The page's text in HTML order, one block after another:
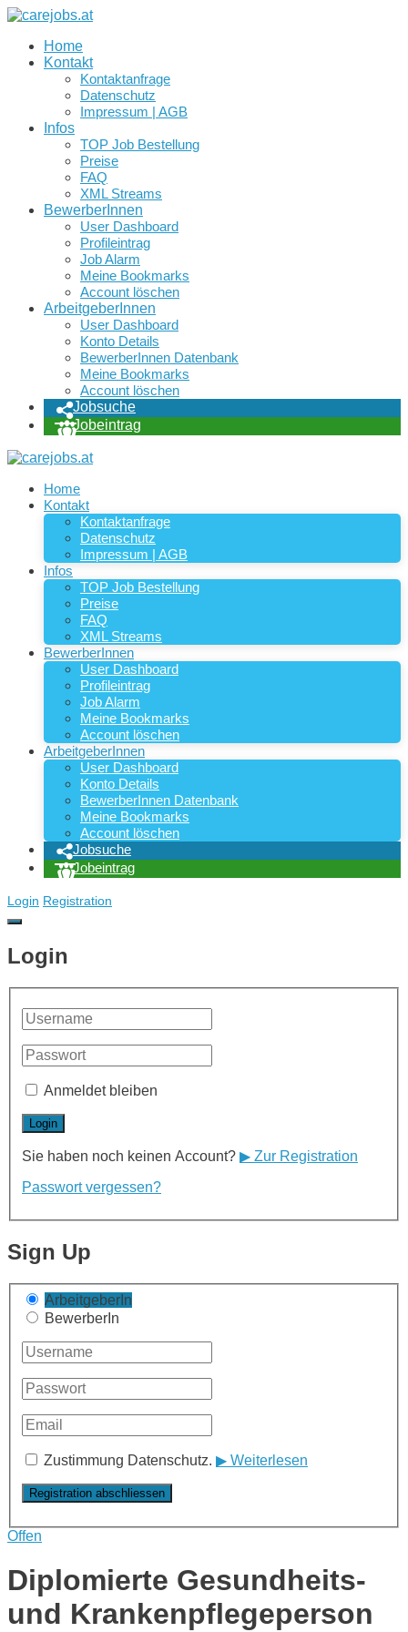
Home
Kontakt
Kontaktanfrage
Datenschutz
Impressum | AGB
Infos
TOP Job Bestellung
Preise
FAQ
XML Streams
BewerberInnen
User Dashboard
Profileintrag
Job Alarm
Meine Bookmarks
Account löschen
ArbeitgeberInnen
User Dashboard
Konto Details
BewerberInnen Datenbank
Meine Bookmarks
Account löschen
Jobsuche
Jobeintrag
Home
Kontakt
Kontaktanfrage
Datenschutz
Impressum | AGB
Infos
TOP Job Bestellung
Preise
FAQ
XML Streams
BewerberInnen
User Dashboard
Profileintrag
Job Alarm
Meine Bookmarks
Account löschen
ArbeitgeberInnen
User Dashboard
Konto Details
BewerberInnen Datenbank
Meine Bookmarks
Account löschen
Jobsuche
Jobeintrag
Login Registration
Login
Anmeldet bleiben
Sie haben noch keinen Account? ▶ Zur Registration
Passwort vergessen?
Sign Up
ArbeitgeberIn
BewerberIn
Zustimmung Datenschutz. ▶ Weiterlesen
Offen
Diplomierte Gesundheits-
und Krankenpflegeperson